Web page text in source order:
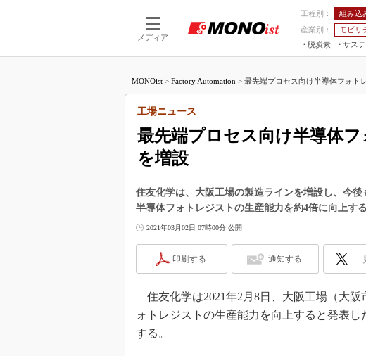
メディア
工程別： 組み込
産業別：
モビリ
脱炭素
サス
つながる工場AI×設備保全
MONOist > Factory Automation > 最先端プロセス向け半導体フォト
最先端プロセス向け半導体
を増設
工場ニュース
住友化学は、大阪工場の製造ラインを増設し、今
半導体フォトレジストの生産能力を約4倍に向上する
2021年03月02日 07時00分 公開
印刷する 通知する
住友化学は2021年2月8日、大阪工場（大
ォトレジストの生産能力を向上すると発表
する。